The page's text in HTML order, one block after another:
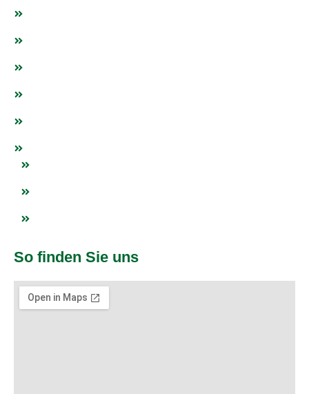
So finden Sie uns